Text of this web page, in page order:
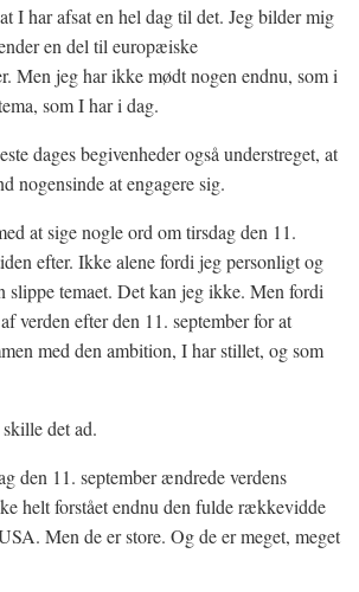
I har afsat en hel dag til det. Jeg bilder mig
en del til europæiske
Men jeg har ikke mødt nogen endnu, som i
som I har i dag.
dages begivenheder også understreget, at
nogensinde at engagere sig.
at sige nogle ord om tirsdag den 11.
efter. Ikke alene fordi jeg personligt og
slippe temaet. Det kan jeg ikke. Men fordi
verden efter den 11. september for at
med den ambition, I har stillet, og som
det ad.
den 11. september ændrede verdens
helt forstået endnu den fulde rækkevidde
Men de er store. Og de er meget, meget